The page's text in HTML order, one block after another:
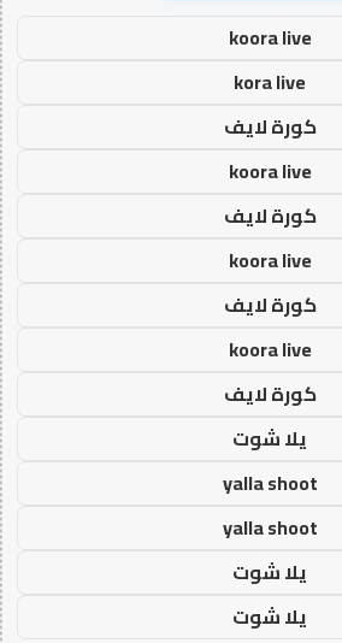
koora live
kora live
كورة لايف
koora live
كورة لايف
koora live
كورة لايف
koora live
كورة لايف
يلا شوت
yalla shoot
yalla shoot
يلا شوت
يلا شوت